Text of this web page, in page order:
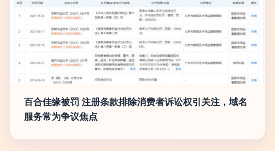
百合佳缘被罚 注册条款排除消费者诉讼权引关注，域名
服务常为争议焦点